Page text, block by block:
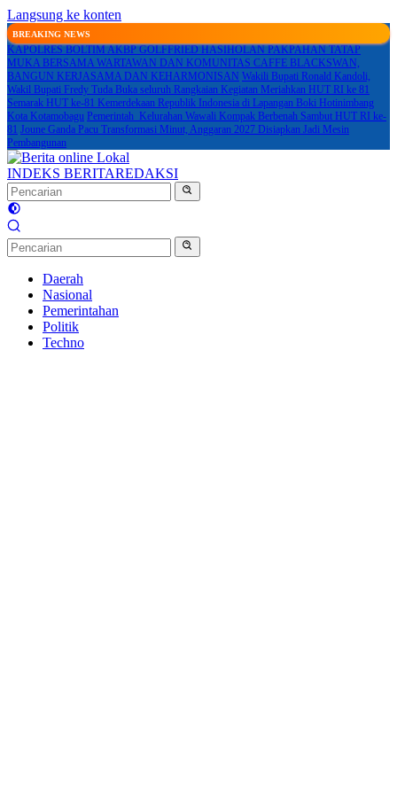
Langsung ke konten
BREAKING NEWS
KAPOLRES BOLTIM AKBP GOLFFRIED HASIHOLAN PAKPAHAN TATAP
MUKA BERSAMA WARTAWAN DAN KOMUNITAS CAFFE BLACKSWAN,
BANGUN KERJASAMA DAN KEHARMONISAN Wakili Bupati Ronald Kandoli,
Wakil Bupati Fredy Tuda Buka seluruh Rangkaian Kegiatan Meriahkan HUT RI ke 81
Semarak HUT ke-81 Kemerdekaan Republik Indonesia di Lapangan Boki Hotinimbang
Kota Kotamobagu Pemerintah Kelurahan Wawali Kompak Berbenah Sambut HUT RI ke-
81 Joune Ganda Pacu Transformasi Minut, Anggaran 2027 Disiapkan Jadi Mesin
Pembangunan
INDEKS BERITAREDAKSI
Daerah
Nasional
Pemerintahan
Politik
Techno